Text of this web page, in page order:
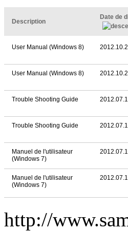
Description
Date de
User Manual (Windows 8)
User Manual (Windows 8)
Trouble Shooting Guide
Trouble Shooting Guide
Manuel de l'utilisateur
(Windows 7)
Manuel de l'utilisateur
(Windows 7)
http://